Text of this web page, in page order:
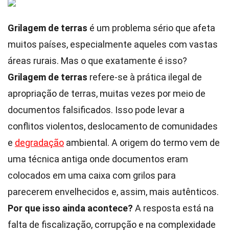
Grilagem de terras é um problema sério que afeta
muitos países, especialmente aqueles com vastas
áreas rurais. Mas o que exatamente é isso?
Grilagem de terras refere-se à prática ilegal de
apropriação de terras, muitas vezes por meio de
documentos falsificados. Isso pode levar a
conflitos violentos, deslocamento de comunidades
e degradação ambiental. A origem do termo vem de
uma técnica antiga onde documentos eram
colocados em uma caixa com grilos para
parecerem envelhecidos e, assim, mais autênticos.
Por que isso ainda acontece? A resposta está na
falta de fiscalização, corrupção e na complexidade